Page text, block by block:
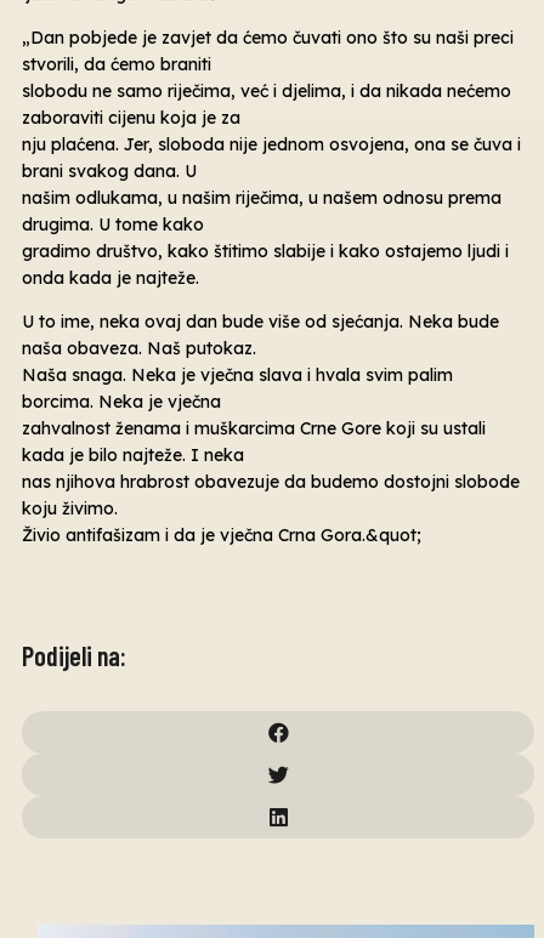
„Dan pobjede je zavjet da ćemo čuvati ono što su naši preci
stvorili, da ćemo braniti
slobodu ne samo riječima, već i djelima, i da nikada nećemo
zaboraviti cijenu koja je za
nju plaćena. Jer, sloboda nije jednom osvojena, ona se čuva i
brani svakog dana. U
našim odlukama, u našim riječima, u našem odnosu prema
drugima. U tome kako
gradimo društvo, kako štitimo slabije i kako ostajemo ljudi i
onda kada je najteže.
U to ime, neka ovaj dan bude više od sjećanja. Neka bude
naša obaveza. Naš putokaz.
Naša snaga. Neka je vječna slava i hvala svim palim
borcima. Neka je vječna
zahvalnost ženama i muškarcima Crne Gore koji su ustali
kada je bilo najteže. I neka
nas njihova hrabrost obavezuje da budemo dostojni slobode
koju živimo.
Živio antifašizam i da je vječna Crna Gora.&quot;
Podijeli na: